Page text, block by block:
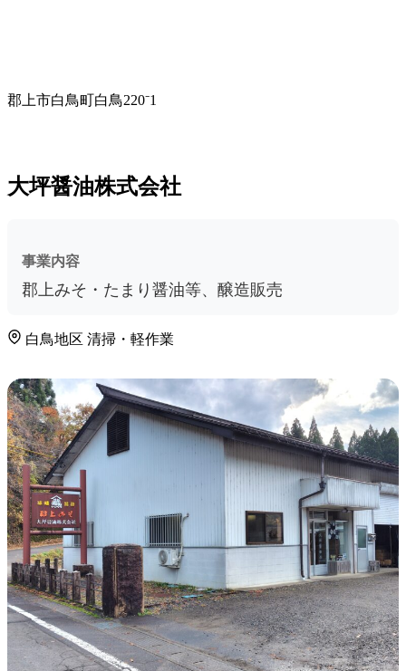
郡上市白鳥町白鳥220⁻1
大坪醤油株式会社
事業内容
郡上みそ・たまり醤油等、醸造販売
白鳥地区 清掃・軽作業